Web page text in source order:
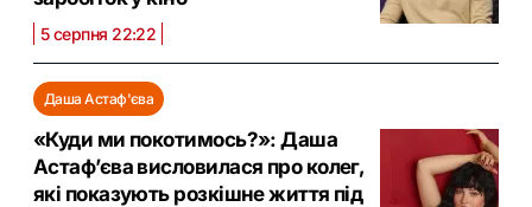
5 серпня 22:22
Даша Астаф'єва
«Куди ми покотимось?»: Даша
Астаф’єва висловилася про колег,
які показують розкішне життя під